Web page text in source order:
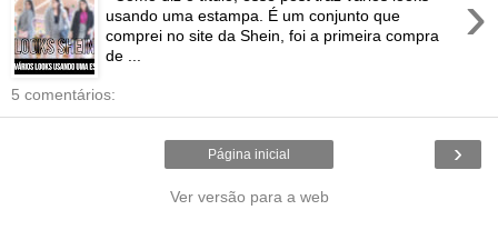
›
usando uma estampa. É um conjunto que
comprei no site da Shein, foi a primeira compra
de ...
5 comentários:
›
Página inicial
Ver versão para a web